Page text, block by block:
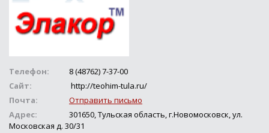
Телефон:
8 (48762) 7-37-00
Сайт:
http://teohim-tula.ru/
Почта:
Отправить письмо
Адрес:
301650, Тульская область, г.Новомосковск, ул.
Московская д. 30/31